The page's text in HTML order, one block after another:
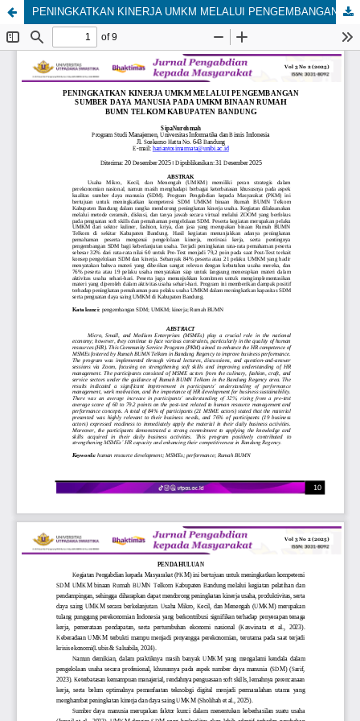
PENINGKATKAN KINERJA UMKM MELALUI PENGEMBANGAN SUMBER DAYA MANUSIA PADA UMKM BINAAN RUMAH BUMN TELKOM KABUPATEN BANDUNG